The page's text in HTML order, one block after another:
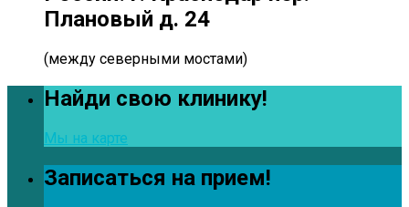
Плановый д. 24
(между северными мостами)
Найди свою клинику!
Мы на карте
Записаться на прием!